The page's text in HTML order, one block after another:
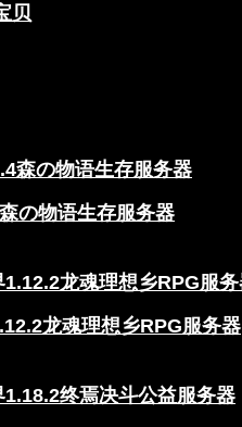
贝
の物语生存服务器
龙魂理想乡RPG服务器